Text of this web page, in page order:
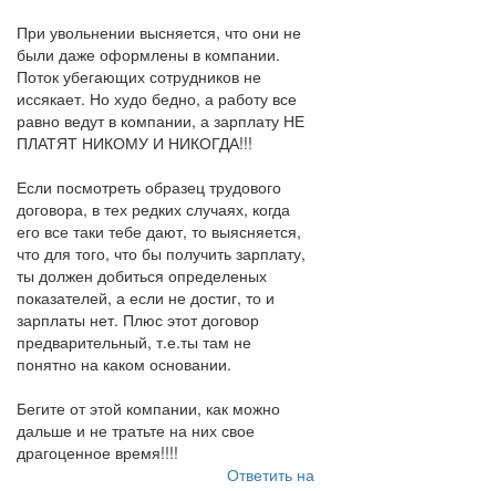
При увольнении высняется, что они не
были даже оформлены в компании.
Поток убегающих сотрудников не
иссякает. Но худо бедно, а работу все
равно ведут в компании, а зарплату НЕ
ПЛАТЯТ НИКОМУ И НИКОГДА!!!
Если посмотреть образец трудового
договора, в тех редких случаях, когда
его все таки тебе дают, то выясняется,
что для того, что бы получить зарплату,
ты должен добиться определеных
показателей, а если не достиг, то и
зарплаты нет. Плюс этот договор
предварительный, т.е.ты там не
понятно на каком основании.
Бегите от этой компании, как можно
дальше и не тратьте на них свое
драгоценное время!!!!
Ответить на